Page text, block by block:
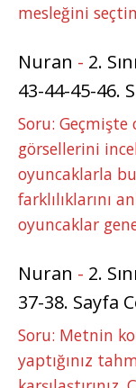
mesleğini
Nuran - 2.
43-44-45-46.
Soru:
görsellerini
oyuncaklarla
farklılıklarını
oyuncaklar
Nuran - 2.
37-38. Sayfa
Soru: Metnin
yaptığınız